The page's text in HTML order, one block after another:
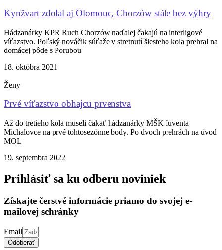
Kynžvart zdolal aj Olomouc, Chorzów stále bez výhry
Hádzanárky KPR Ruch Chorzów naďalej čakajú na interligové
víťazstvo. Poľský nováčik súťaže v stretnutí šiesteho kola prehral na
domácej pôde s Porubou
18. októbra 2021
Ženy
Prvé víťazstvo obhajcu prvenstva
Až do tretieho kola museli čakať hádzanárky MŠK Iuventa
Michalovce na prvé tohtosezónne body. Po dvoch prehrách na úvod
MOL
19. septembra 2022
Prihlásiť sa ku odberu noviniek
Získajte čerstvé informácie priamo do svojej e-
mailovej schránky
Email
Odoberať